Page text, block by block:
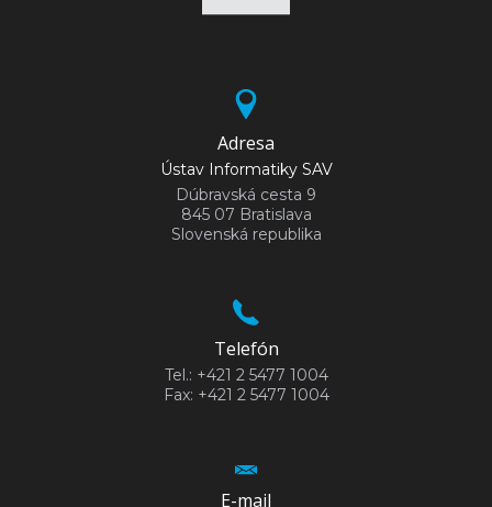
Adresa
Ústav Informatiky SAV
Dúbravská cesta 9
845 07 Bratislava
Slovenská republika
Telefón
Tel.: +421 2 5477 1004
Fax: +421 2 5477 1004
E-mail